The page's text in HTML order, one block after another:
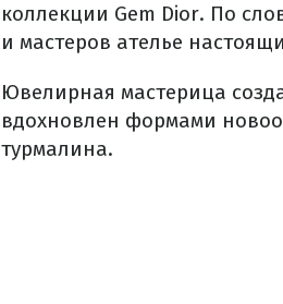
коллекции Gem Dior. По
и мастеров ателье
Ювелирная мастерица
вдохновлен формами
турмалина.